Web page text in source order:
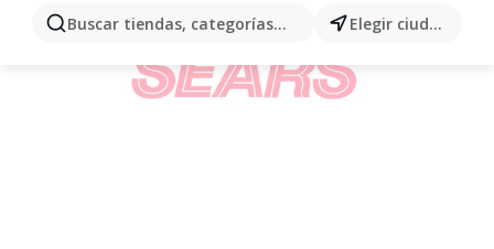
Buscar tiendas, categorías, productos... Elegir ciudad